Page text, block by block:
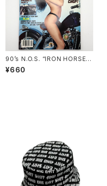
90’s N.O.S. “IRON HORSE”
magazine #135(Aug.’95 iss
ue)
¥660